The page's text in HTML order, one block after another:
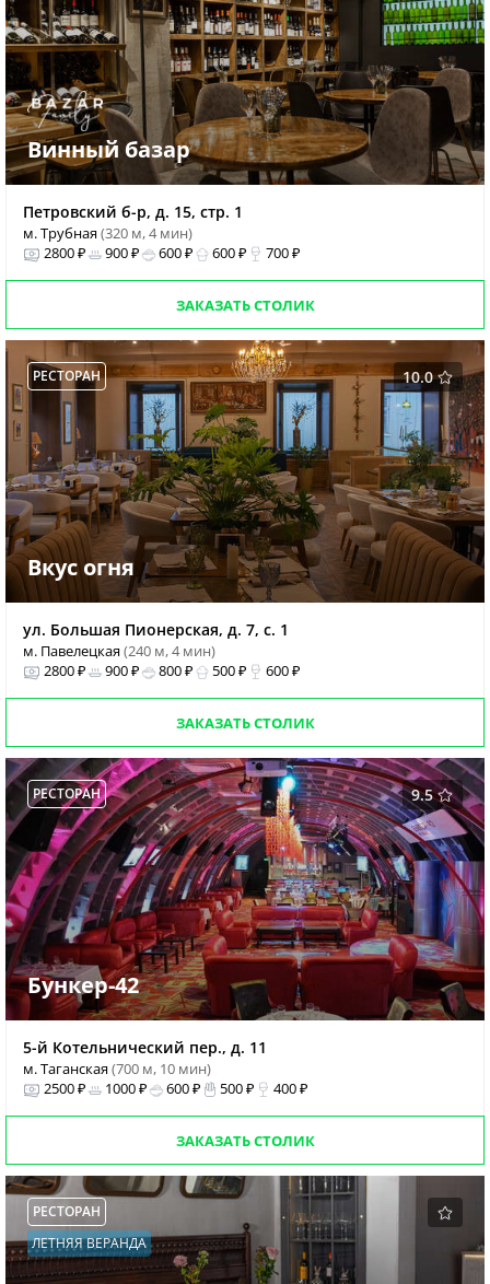
Винный базар
Петровский б-р, д. 15, стр. 1
м. Трубная(320 м, 4 мин)
2800 ₽
900 ₽ 600 ₽ 600 ₽ 700 ₽
ЗАКАЗАТЬ СТОЛИК
10.0
РЕСТОРАН
Вкус огня
ул. Большая Пионерская, д. 7, с. 1
м. Павелецкая(240 м, 4 мин)
2800 ₽
900 ₽ 800 ₽ 500 ₽ 600 ₽
ЗАКАЗАТЬ СТОЛИК
9.5
РЕСТОРАН
Бункер-42
5-й Котельнический пер., д. 11
м. Таганская(700 м, 10 мин)
2500 ₽
1000 ₽ 600 ₽ 500 ₽ 400 ₽
ЗАКАЗАТЬ СТОЛИК
РЕСТОРАН
ЛЕТНЯЯ ВЕРАНДА